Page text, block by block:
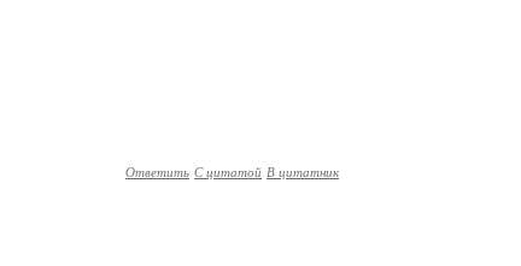
Ответить С цитатой В цитатник